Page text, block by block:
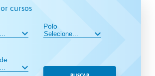
cursos
Polo